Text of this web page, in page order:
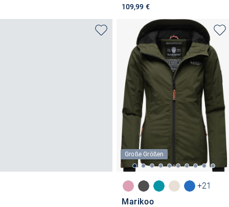
109,99 €
Große Größen
+21
Marikoo